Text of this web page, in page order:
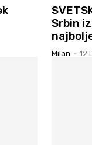
Srbin
Milan - 12